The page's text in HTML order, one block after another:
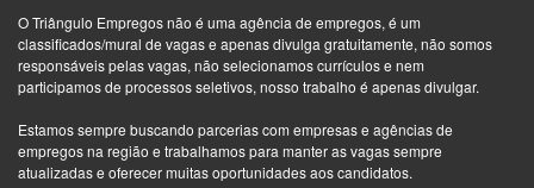
O Triângulo Empregos não é uma agência de empregos, é um
classificados/mural de vagas e apenas divulga gratuitamente, não somos
responsáveis pelas vagas, não selecionamos currículos e nem
participamos de processos seletivos, nosso trabalho é apenas divulgar.
Estamos sempre buscando parcerias com empresas e agências de
empregos na região e trabalhamos para manter as vagas sempre
atualizadas e oferecer muitas oportunidades aos candidatos.